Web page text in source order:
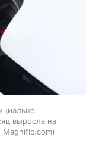
выросла на
Magnific.com